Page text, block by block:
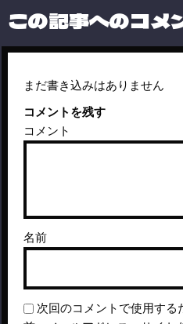
この記事へのコメ
まだ書き込みはありません
コメントを残す
コメント
名前
次回のコメントで使用する